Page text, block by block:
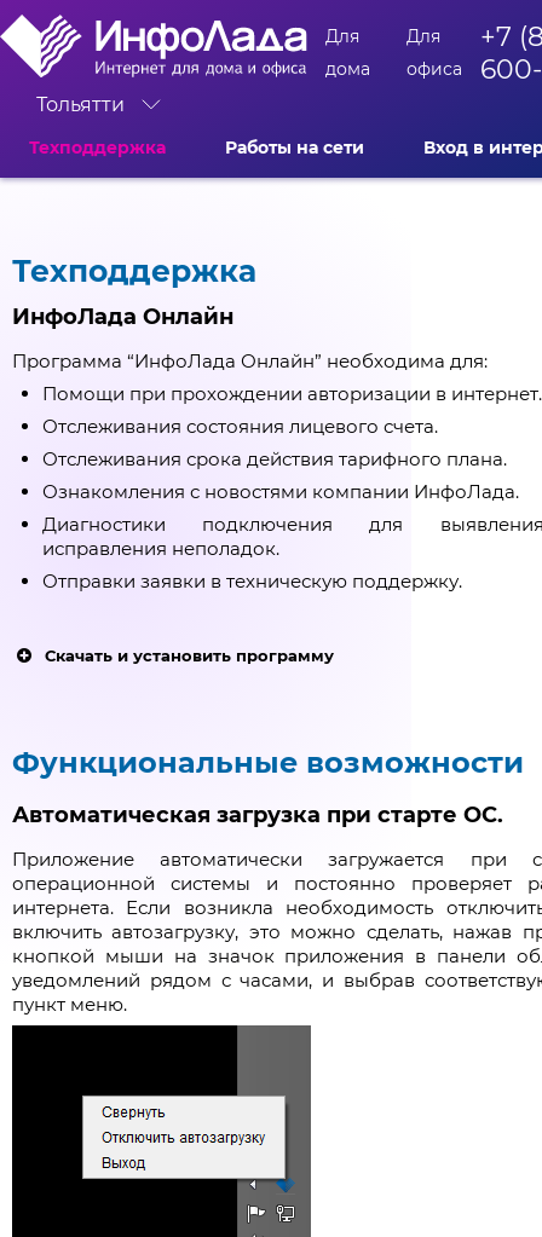
Тольятти
Для
дома
Для
офиса
+7
Техподдержка Работы на сети Вход в
Техподдержка
ИнфоЛада Онлайн
Программа “ИнфоЛада Онлайн” необходима для:
Помощи при прохождении авторизации в интернет.
Отслеживания состояния лицевого счета.
Отслеживания срока действия тарифного плана.
Ознакомления с новостями компании ИнфоЛада.
Диагностики подключения для
исправления неполадок.
Отправки заявки в техническую поддержку.
Скачать и установить программу
Скачать для Windows x86
Скачать для Linux x64(64 bit)
Либо в личном кабинете абонента:
После входа в личный кабинет, необходимо
ссылку:
“ИнфоЛада Онлайн”
Функциональные возможности
Автоматическая загрузка при старте ОС.
Приложение автоматически загружается при
операционной системы и постоянно проверяет
интернета. Если возникла необходимость
включить автозагрузку, это можно сделать, нажав
кнопкой мыши на значок приложения в панели
уведомлений рядом с часами, и выбрав
пункт меню.